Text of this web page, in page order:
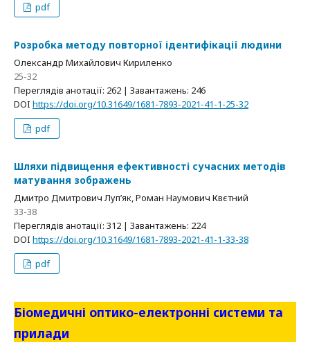
pdf
Розробка методу повторної ідентифікації людини
Олександр Михайлович Кириленко
25-32
Переглядів анотації: 262 | Завантажень: 246
DOI https://doi.org/10.31649/1681-7893-2021-41-1-25-32
pdf
Шляхи підвищення ефективності сучасних методів
матування зображень
Дмитро Дмитрович Луп’як, Роман Наумович Квєтний
33-38
Переглядів анотації: 312 | Завантажень: 224
DOI https://doi.org/10.31649/1681-7893-2021-41-1-33-38
pdf
Біомедичні оптико-електронні системи та
прилади